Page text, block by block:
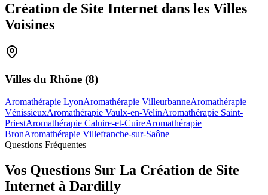
Création de Site Internet dans les Villes
Voisines
Villes du Rhône (8)
Aromathérapie LyonAromathérapie VilleurbanneAromathérapie
VénissieuxAromathérapie Vaulx-en-VelinAromathérapie Saint-
PriestAromathérapie Caluire-et-CuireAromathérapie
BronAromathérapie Villefranche-sur-Saône
Questions Fréquentes
Vos Questions Sur La Création de Site
Internet à Dardilly